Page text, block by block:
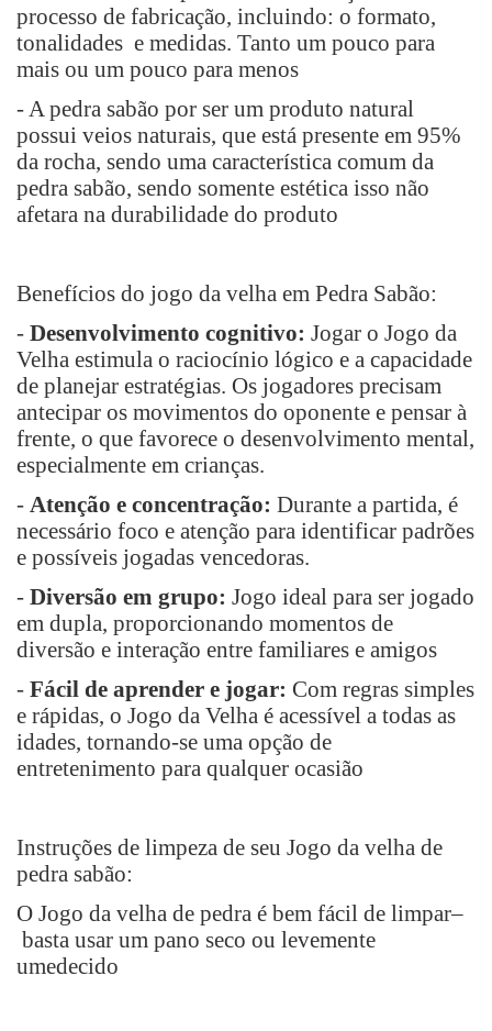
processo de fabricação, incluindo: o formato,
tonalidades e medidas. Tanto um pouco para
mais ou um pouco para menos
- A pedra sabão por ser um produto natural
possui veios naturais, que está presente em 95%
da rocha, sendo uma característica comum da
pedra sabão, sendo somente estética isso não
afetara na durabilidade do produto
Benefícios do jogo da velha em Pedra Sabão:
- Desenvolvimento cognitivo: Jogar o Jogo da
Velha estimula o raciocínio lógico e a capacidade
de planejar estratégias. Os jogadores precisam
antecipar os movimentos do oponente e pensar à
frente, o que favorece o desenvolvimento mental,
especialmente em crianças.
- Atenção e concentração: Durante a partida, é
necessário foco e atenção para identificar padrões
e possíveis jogadas vencedoras.
- Diversão em grupo: Jogo ideal para ser jogado
em dupla, proporcionando momentos de
diversão e interação entre familiares e amigos
- Fácil de aprender e jogar: Com regras simples
e rápidas, o Jogo da Velha é acessível a todas as
idades, tornando-se uma opção de
entretenimento para qualquer ocasião
Instruções de limpeza de seu Jogo da velha de
pedra sabão:
O Jogo da velha de pedra é bem fácil de limpar–
basta usar um pano seco ou levemente
umedecido